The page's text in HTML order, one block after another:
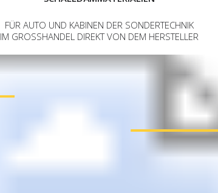
FÜR AUTO UND KABINEN DER SONDERTECHNIK
IM GROSSHANDEL DIREKT VON DEM HERSTELLER